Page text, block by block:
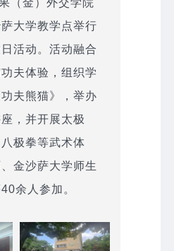
大学教学点举行
活动。活动融合
夫体验，组织学
夫熊猫》，举办
，并开展太极
极拳等武术体
金沙萨大学师生
余人参加。